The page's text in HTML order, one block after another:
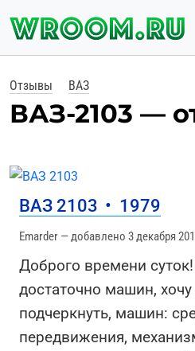
Отзывы ВАЗ
ВАЗ-2103 —
ВАЗ 2103 • 1979
Emarder — добавлено 3 декабря
Доброго времени
достаточно машин,
подчеркнуть, машин:
передвижения,